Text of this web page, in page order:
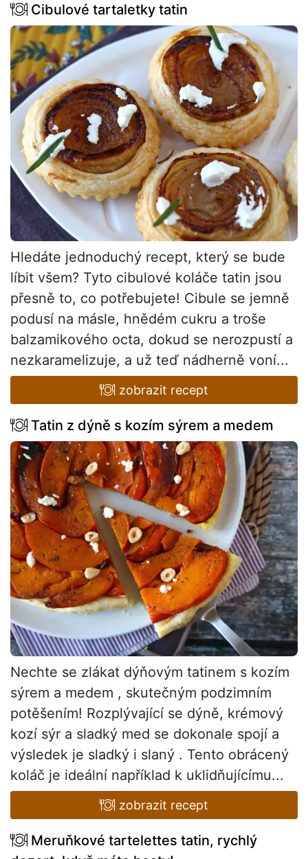
Cibulové tartaletky tatin
Hledáte jednoduchý recept, který se bude
líbit všem? Tyto cibulové koláče tatin jsou
přesně to, co potřebujete! Cibule se jemně
podusí na másle, hnědém cukru a troše
balzamikového octa, dokud se nerozpustí a
nezkaramelizuje, a už teď nádherně voní...
zobrazit recept
Tatin z dýně s kozím sýrem a medem
Nechte se zlákat dýňovým tatinem s kozím
sýrem a medem , skutečným podzimním
potěšením! Rozplývající se dýně, krémový
kozí sýr a sladký med se dokonale spojí a
výsledek je sladký i slaný . Tento obrácený
koláč je ideální například k uklidňujícímu...
zobrazit recept
Meruňkové tartelettes tatin, rychlý